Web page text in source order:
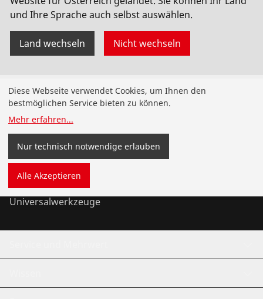
und Ihre Sprache auch selbst auswählen.
Land wechseln Nicht wechseln
Produkte
Installation
Wartung
Kälte- und Klimatechnik
Universalwerkzeuge
Diese Webseite verwendet Cookies, um Ihnen den
bestmöglichen Service bieten zu können.
Mehr erfahren...
Nur technisch notwendige erlauben
Alle Akzeptieren